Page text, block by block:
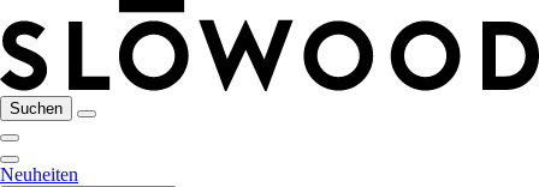
Suchen
Neuheiten